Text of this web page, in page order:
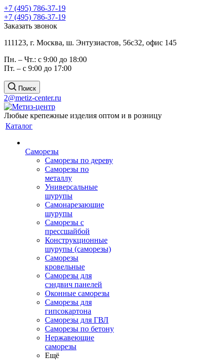
+7 (495) 786-37-19
+7 (495) 786-37-19
Заказать звонок
111123, г. Москва, ш. Энтузиастов, 56с32, офис 145
Пн. – Чт.: с 9:00 до 18:00
Пт. – с 9:00 до 17:00
Поиск
2@metiz-center.ru
Любые крепежные изделия оптом и в розницу
Каталог
Саморезы
Саморезы по дереву
Саморезы по
металлу
Универсальные
шурупы
Самонарезающие
шурупы
Саморезы с
прессшайбой
Конструкционные
шурупы (саморезы)
Саморезы
кровельные
Саморезы для
сэндвич панелей
Оконные саморезы
Саморезы для
гипсокартона
Саморезы для ГВЛ
Саморезы по бетону
Нержавеющие
саморезы
Ещё